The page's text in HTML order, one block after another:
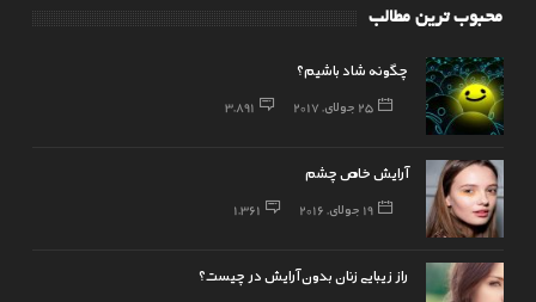
محبوب ترین مطالب
چگونه شاد باشیم؟
25 جولای, 2017 3,891
آرایش خاص چشم
19 جولای, 2016 1,361
راز زیبایی زنان بدون آرایش در چیست؟